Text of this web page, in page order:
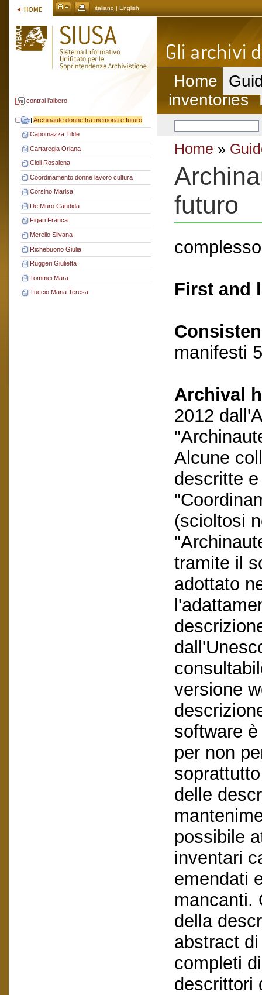
italiano | English
contrai l'albero
| Archinaute donne tra memoria e futuro
Capomazza Tilde
Cartaregia Oriana
Cioli Rosalena
Coordinamento donne lavoro cultura
Corsino Marisa
De Muro Candida
Figari Franca
Merello Silvana
Richebuono Giulia
Ruggeri Giulietta
Tommei Mara
Tuccio Maria Teresa
Home
inventories
Home »
futuro
First and
manifesti
Archival
2012
Alcune
descritte
(scioltosi
tramite il
adottato
versione
software
per non
delle
possibile
inventari
emendati
mancanti.
della
abstract
completi
descrittori